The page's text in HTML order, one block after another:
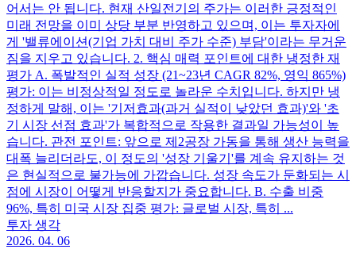
어서는 안 됩니다. 현재 산일전기의 주가는 이러한 긍정적인
미래 전망을 이미 상당 부분 반영하고 있으며, 이는 투자자에
게 '밸류에이션(기업 가치 대비 주가 수준) 부담'이라는 무거운
짐을 지우고 있습니다. 2. 핵심 매력 포인트에 대한 냉정한 재
평가 A. 폭발적인 실적 성장 (21~23년 CAGR 82%, 영익 865%)
평가: 이는 비정상적일 정도로 놀라운 수치입니다. 하지만 냉
정하게 말해, 이는 '기저효과(과거 실적이 낮았던 효과)'와 '초
기 시장 선점 효과'가 복합적으로 작용한 결과일 가능성이 높
습니다. 관전 포인트: 앞으로 제2공장 가동을 통해 생산 능력을
대폭 늘리더라도, 이 정도의 '성장 기울기'를 계속 유지하는 것
은 현실적으로 불가능에 가깝습니다. 성장 속도가 둔화되는 시
점에 시장이 어떻게 반응할지가 중요합니다. B. 수출 비중
96%, 특히 미국 시장 집중 평가: 글로벌 시장, 특히 ...
투자 생각
2026. 04. 06